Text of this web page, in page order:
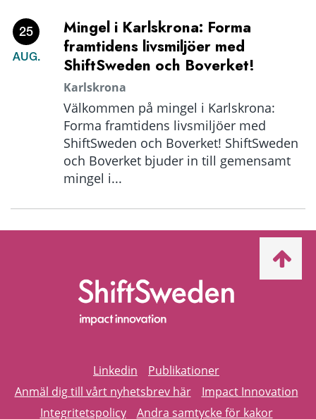
25
AUG.
Mingel i Karlskrona: Forma
framtidens livsmiljöer med
ShiftSweden och Boverket!
Karlskrona
Välkommen på mingel i Karlskrona:
Forma framtidens livsmiljöer med
ShiftSweden och Boverket! ShiftSweden
och Boverket bjuder in till gemensamt
mingel i...
mig
Linkedin
Publikationer
Anmäl dig till vårt nyhetsbrev här
Impact Innovation
Integritetspolicy
Andra samtycke för kakor